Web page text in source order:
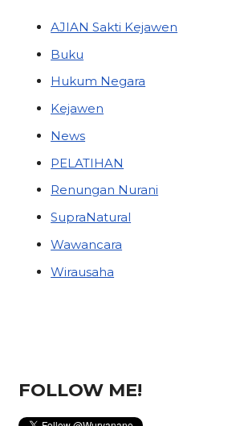
AJIAN Sakti Kejawen
Buku
Hukum Negara
Kejawen
News
PELATIHAN
Renungan Nurani
SupraNatural
Wawancara
Wirausaha
FOLLOW ME!